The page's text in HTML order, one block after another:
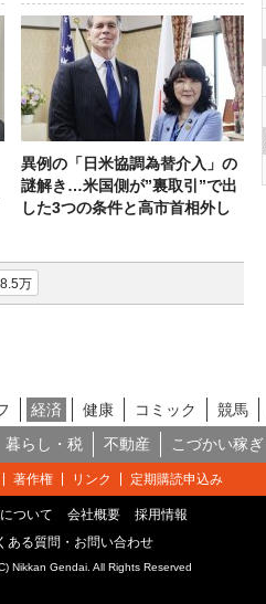
異例の「日米協調為替介入」の
謎解き…米国側が”裏取引”で出
した3つの条件と高市首相外し
万
経済 健康 コミック 競馬
暮らし・税 不動産 こづかい稼ぎ
著作権 リンク 定期購読申込み
ついて 会社概要
採用情報
ある質問・お問い合わせ
Nikkan Gendai. All Rights Reserved